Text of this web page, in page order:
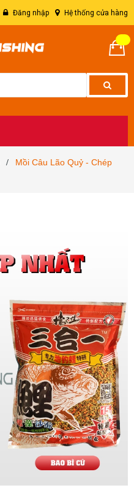
Đăng nhập Hệ thống cửa hàng
/
Mồi Câu Lão Quỷ - Chép